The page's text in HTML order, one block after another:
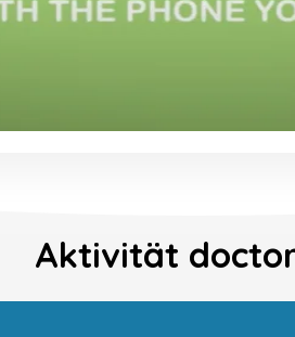
Aktivität